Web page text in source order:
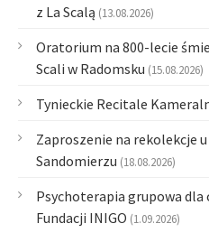
z La Scalą (13.08.2026)
Oratorium na 800-lecie
Scali w Radomsku (15.08.2026)
Tynieckie Recitale
Zaproszenie na rekolekcje
Sandomierzu (18.08.2026)
Psychoterapia grupowa
Fundacji INIGO (1.09.2026)